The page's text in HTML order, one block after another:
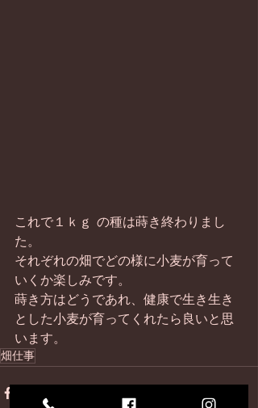
これで１ｋｇ の種は蒔き終わりまし
た。
それぞれの畑でどの様に小麦が育って
いくか楽しみです。
蒔き方はどうであれ、健康で生き生き
とした小麦が育ってくれたら良いと思
います。
畑仕事